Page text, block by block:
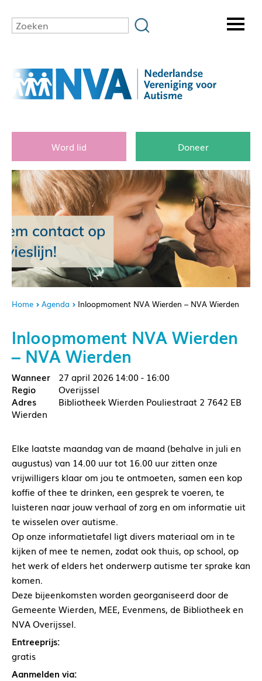
Word lid Doneer
Home Agenda Inloopmoment NVA Wierden – NVA Wierden
Inloopmoment NVA Wierden
– NVA Wierden
27 april 2026 14:00 - 16:00
Overijssel
Bibliotheek Wierden Pouliestraat 2 7642 EB
Wierden
Elke laatste maandag van de maand (behalve in juli en
augustus) van 14.00 uur tot 16.00 uur zitten onze
vrijwilligers klaar om jou te ontmoeten, samen een kop
koffie of thee te drinken, een gesprek te voeren, te
luisteren naar jouw verhaal of zorg en om informatie uit
te wisselen over autisme.
Op onze informatietafel ligt divers materiaal om in te
kijken of mee te nemen, zodat ook thuis, op school, op
het werk of elders het onderwerp autisme ter sprake kan
komen.
Deze bijeenkomsten worden georganiseerd door de
Gemeente Wierden, MEE, Evenmens, de Bibliotheek en
NVA Overijssel.
Entreeprijs:
gratis
Aanmelden via: